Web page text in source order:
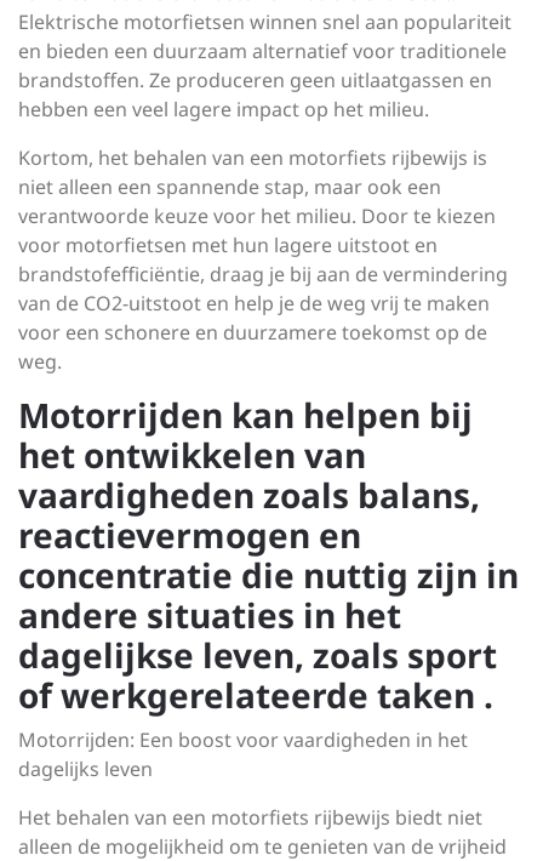
Elektrische motorfietsen winnen snel aan populariteit
en bieden een duurzaam alternatief voor traditionele
brandstoffen. Ze produceren geen uitlaatgassen en
hebben een veel lagere impact op het milieu.
Kortom, het behalen van een motorfiets rijbewijs is
niet alleen een spannende stap, maar ook een
verantwoorde keuze voor het milieu. Door te kiezen
voor motorfietsen met hun lagere uitstoot en
brandstofefficiëntie, draag je bij aan de vermindering
van de CO2-uitstoot en help je de weg vrij te maken
voor een schonere en duurzamere toekomst op de
weg.
Motorrijden kan helpen bij
het ontwikkelen van
vaardigheden zoals balans,
reactievermogen en
concentratie die nuttig zijn in
andere situaties in het
dagelijkse leven, zoals sport
of werkgerelateerde taken .
Motorrijden: Een boost voor vaardigheden in het
dagelijks leven
Het behalen van een motorfiets rijbewijs biedt niet
alleen de mogelijkheid om te genieten van de vrijheid